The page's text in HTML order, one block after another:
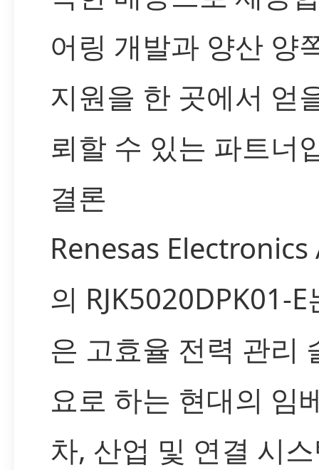
어링 개발과 양산 양
지원을 한 곳에서 얻
뢰할 수 있는 파트너
결론
Renesas
의 RJK5020DPK01-
은 고효율 전력 관리
요로 하는 현대의 임
차, 산업 및 연결 시